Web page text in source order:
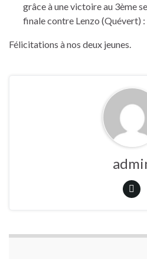
grâce à une victoire au 3ème
finale contre Lenzo (Quévert)
Félicitations à nos deux jeunes.